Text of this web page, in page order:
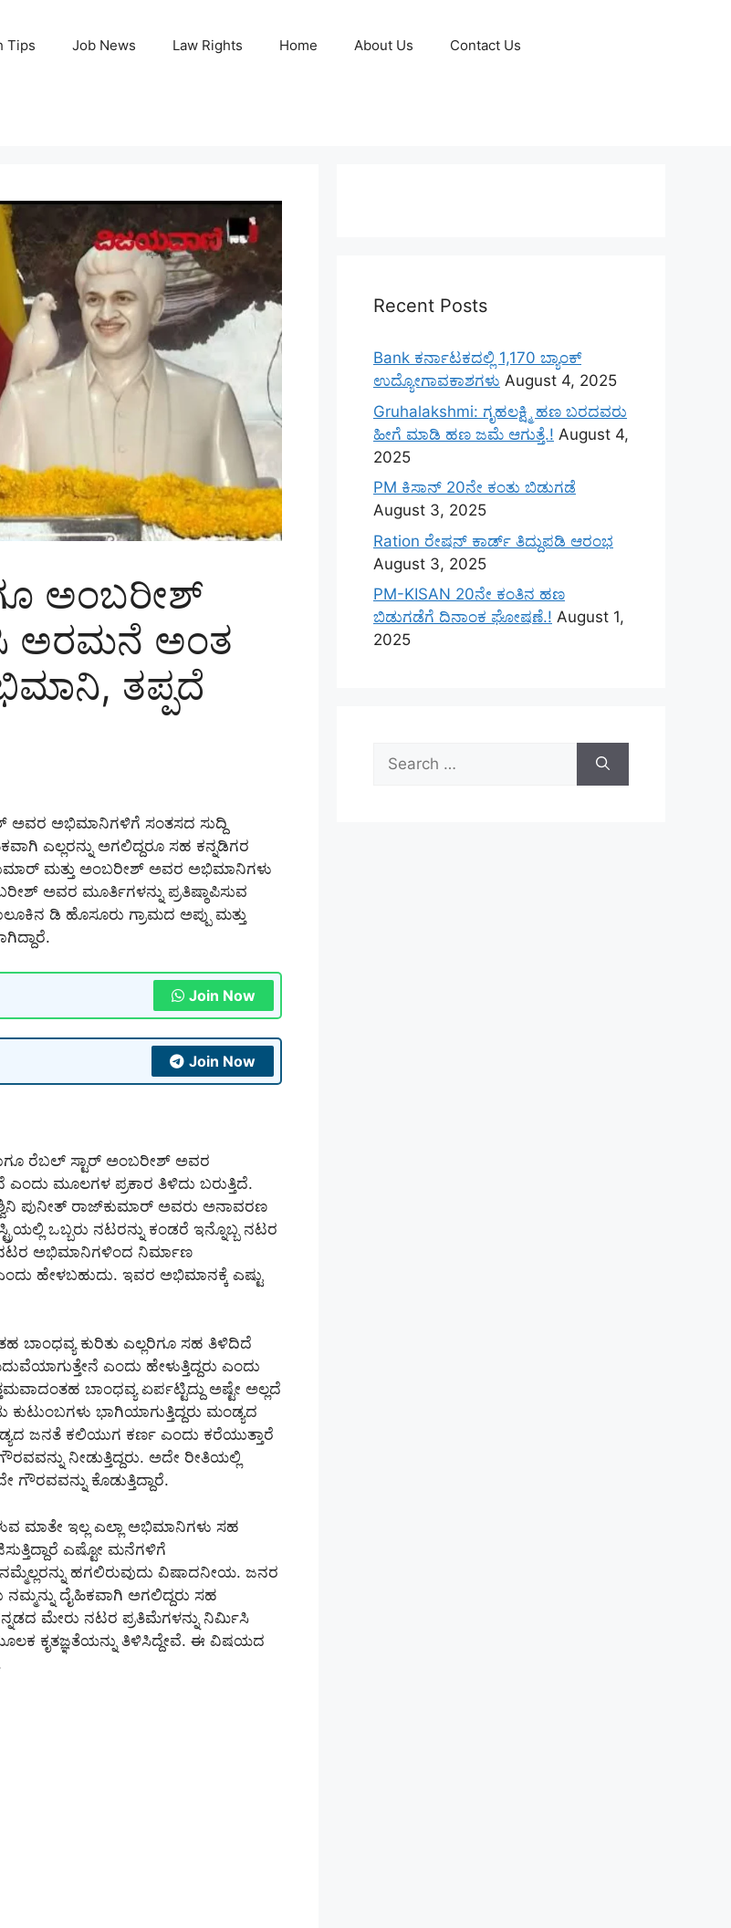
Tips Job News Law Rights Home About Us Contact Us
ಅಂಬರೀಶ್
ಅರಮನೆ ಅಂತ
ತಪ್ಪದೆ
ಅವರ ಅಭಿಮಾನಿಗಳಿಗೆ ಸಂತಸದ ಸುದ್ದಿ
ಎಲ್ಲರನ್ನು ಅಗಲಿದ್ದರೂ ಸಹ ಕನ್ನಡಿಗರ
ಮತ್ತು ಅಂಬರೀಶ್ ಅವರ ಅಭಿಮಾನಿಗಳು
ಅವರ ಮೂರ್ತಿಗಳನ್ನು ಪ್ರತಿಷ್ಠಾಪಿಸುವ
ಡಿ ಹೊಸೂರು ಗ್ರಾಮದ ಅಪ್ಪು ಮತ್ತು
Join Now
Join Now
ರೆಬಲ್ ಸ್ಟಾರ್ ಅಂಬರೀಶ್ ಅವರ
ಎಂದು ಮೂಲಗಳ ಪ್ರಕಾರ ತಿಳಿದು ಬರುತ್ತಿದೆ.
ಪುನೀತ್ ರಾಜ್‌ಕುಮಾರ್ ಅವರು ಅನಾವರಣ
ಒಬ್ಬರು ನಟರನ್ನು ಕಂಡರೆ ಇನ್ನೊಬ್ಬ ನಟರ
ನಟರ ಅಭಿಮಾನಿಗಳಿಂದ ನಿರ್ಮಾಣ
ಹೇಳಬಹುದು. ಇವರ ಅಭಿಮಾನಕ್ಕೆ ಎಷ್ಟು
ಬಾಂಧವ್ಯ ಕುರಿತು ಎಲ್ಲರಿಗೂ ಸಹ ತಿಳಿದಿದೆ
ಎಂದು ಹೇಳುತ್ತಿದ್ದರು ಎಂದು
ಬಾಂಧವ್ಯ ಏರ್ಪಟ್ಟಿದ್ದು ಅಷ್ಟೇ ಅಲ್ಲದೆ
ಭಾಗಿಯಾಗುತ್ತಿದ್ದರು ಮಂಡ್ಯದ
ಜನತೆ ಕಲಿಯುಗ ಕರ್ಣ ಎಂದು ಕರೆಯುತ್ತಾರೆ
ನೀಡುತ್ತಿದ್ದರು. ಅದೇ ರೀತಿಯಲ್ಲಿ
ಕೊಡುತ್ತಿದ್ದಾರೆ.
ಮಾತೇ ಇಲ್ಲ ಎಲ್ಲಾ ಅಭಿಮಾನಿಗಳು ಸಹ
ಎಷ್ಟೋ ಮನೆಗಳಿಗೆ
ಹಗಲಿರುವುದು ವಿಷಾದನೀಯ. ಜನರ
ದೈಹಿಕವಾಗಿ ಅಗಲಿದ್ದರು ಸಹ
ಮೇರು ನಟರ ಪ್ರತಿಮೆಗಳನ್ನು ನಿರ್ಮಿಸಿ
ಕೃತಜ್ಞತೆಯನ್ನು ತಿಳಿಸಿದ್ದೇವೆ. ಈ ವಿಷಯದ
Recent Posts
Bank ಕರ್ನಾಟಕದಲ್ಲಿ 1,170 ಬ್ಯಾಂಕ್
ಉದ್ಯೋಗಾವಕಾಶಗಳು August 4, 2025
Gruhalakshmi: ಗೃಹಲಕ್ಷ್ಮಿ ಹಣ ಬರದವರು
ಹೀಗೆ ಮಾಡಿ ಹಣ ಜಮೆ‌ ಆಗುತ್ತೆ.! August 4,
2025
PM ಕಿಸಾನ್ 20ನೇ ಕಂತು ಬಿಡುಗಡೆ
August 3, 2025
Ration ರೇಷನ್ ಕಾರ್ಡ್ ತಿದ್ದುಪಡಿ ಆರಂಭ
August 3, 2025
PM-KISAN 20ನೇ ಕಂತಿನ ಹಣ
ಬಿಡುಗಡೆಗೆ ದಿನಾಂಕ ಘೋಷಣೆ.! August 1,
2025
Search
for: